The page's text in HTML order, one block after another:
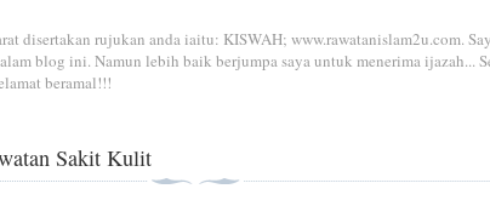
disertakan rujukan anda iaitu: KISWAH; www.rawatanislam2u.com.
blog ini. Namun lebih baik berjumpa saya untuk menerima ijazah...
beramal!!!
Sakit Kulit